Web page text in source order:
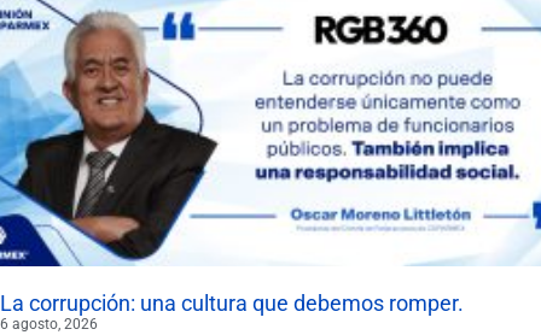
La corrupción: una cultura que debemos romper.
6 agosto, 2026